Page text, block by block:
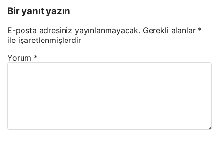
Bir yanıt yazın
E-posta adresiniz yayınlanmayacak. Gerekli alanlar *
ile işaretlenmişlerdir
Yorum *